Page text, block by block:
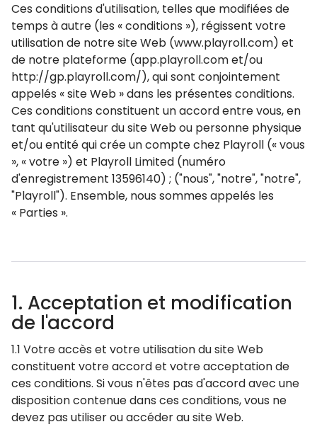
Ces conditions d'utilisation, telles que modifiées de
temps à autre (les « conditions »), régissent votre
utilisation de notre site Web (www.playroll.com) et
de notre plateforme (app.playroll.com et/ou
http://gp.playroll.com/), qui sont conjointement
appelés « site Web » dans les présentes conditions.
Ces conditions constituent un accord entre vous, en
tant qu'utilisateur du site Web ou personne physique
et/ou entité qui crée un compte chez Playroll (« vous
», « votre ») et Playroll Limited (numéro
d'enregistrement 13596140) ; ("nous", "notre", "notre",
"Playroll"). Ensemble, nous sommes appelés les
« Parties ».
1. Acceptation et modification
de l'accord
1.1 Votre accès et votre utilisation du site Web
constituent votre accord et votre acceptation de
ces conditions. Si vous n'êtes pas d'accord avec une
disposition contenue dans ces conditions, vous ne
devez pas utiliser ou accéder au site Web.